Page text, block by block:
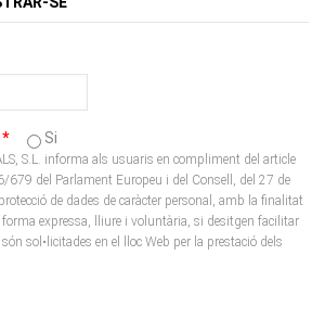
S.L. informa als usuaris en compliment del article
del Parlament Europeu i del Consell, del 27 de
de dades de caràcter personal, amb la finalitat
expressa, lliure i voluntària, si desitgen facilitar
sol•licitades en el lloc Web per la prestació dels